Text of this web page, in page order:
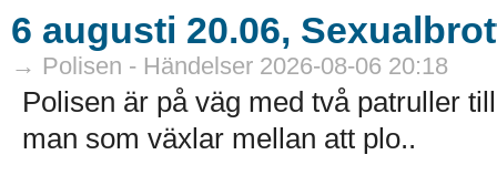
6 augusti 20.06,
→ Polisen - Händelser 2026-08-06 20:18
Polisen är på väg med två patruller
man som växlar mellan att plo..